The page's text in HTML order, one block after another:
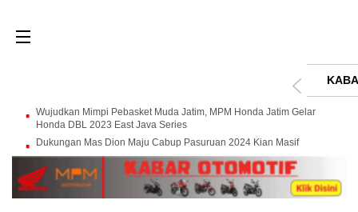
Wujudkan Mimpi Pebasket Muda Jatim, MPM Honda Jatim Gelar
Honda DBL 2023 East Java Series
Dukungan Mas Dion Maju Cabup Pasuruan 2024 Kian Masif